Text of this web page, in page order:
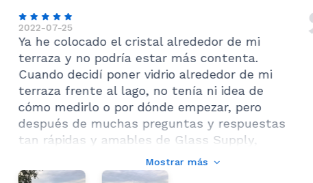
alrededor de mi
estar más contenta.
vidrio alrededor de mi
no tenía ni idea de
dónde empezar, pero
preguntas y respuestas
de Glass Supply,
servicio es impecable, la